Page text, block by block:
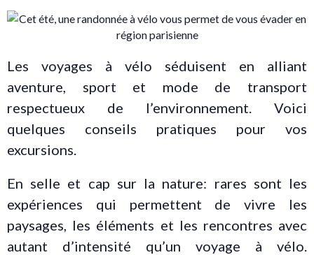
Les voyages à vélo séduisent en alliant
aventure, sport et mode de transport
respectueux de l’environnement. Voici
quelques conseils pratiques pour vos
excursions.
En selle et cap sur la nature: rares sont les
expériences qui permettent de vivre les
paysages, les éléments et les rencontres avec
autant d’intensité qu’un voyage à vélo.